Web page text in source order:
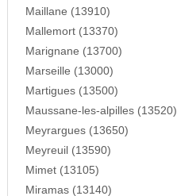
Maillane (13910)
Mallemort (13370)
Marignane (13700)
Marseille (13000)
Martigues (13500)
Maussane-les-alpilles (13520)
Meyrargues (13650)
Meyreuil (13590)
Mimet (13105)
Miramas (13140)